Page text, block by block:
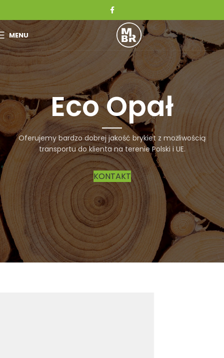
MENU
Eco Opał
Oferujemy bardzo dobrej jakość brykiet z możliwością
transportu do klienta na terenie Polski i UE.
KONTAKT